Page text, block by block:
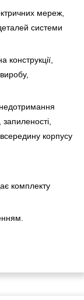
мереж,
системи
корпусу
комплекту